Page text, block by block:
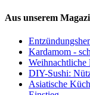
Aus unserem
Kardamom -
DIY-Sushi:
Asiatische